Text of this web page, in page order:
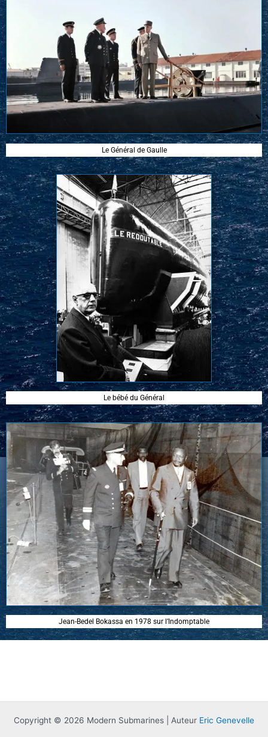
Le Général de Gaulle
Le bébé du Général
Jean-Bedel Bokassa en 1978 sur l’Indomptable
Copyright © 2026 Modern Submarines | Auteur Eric Genevelle